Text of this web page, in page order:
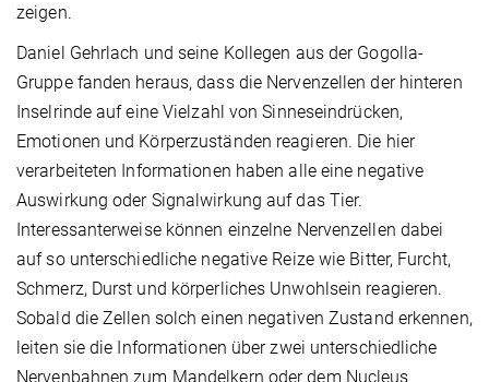
zeigen.
Daniel Gehrlach und seine Kollegen aus der Gogolla-
Gruppe fanden heraus, dass die Nervenzellen der hinteren
Inselrinde auf eine Vielzahl von Sinneseindrücken,
Emotionen und Körperzuständen reagieren. Die hier
verarbeiteten Informationen haben alle eine negative
Auswirkung oder Signalwirkung auf das Tier.
Interessanterweise können einzelne Nervenzellen dabei
auf so unterschiedliche negative Reize wie Bitter, Furcht,
Schmerz, Durst und körperliches Unwohlsein reagieren.
Sobald die Zellen solch einen negativen Zustand erkennen,
leiten sie die Informationen über zwei unterschiedliche
Nervenbahnen zum Mandelkern oder dem Nucleus